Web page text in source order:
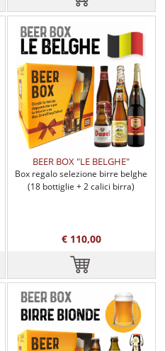
BEER BOX "LE BELGHE"
Box regalo selezione birre belghe
(18 bottiglie + 2 calici birra)
€ 110,00